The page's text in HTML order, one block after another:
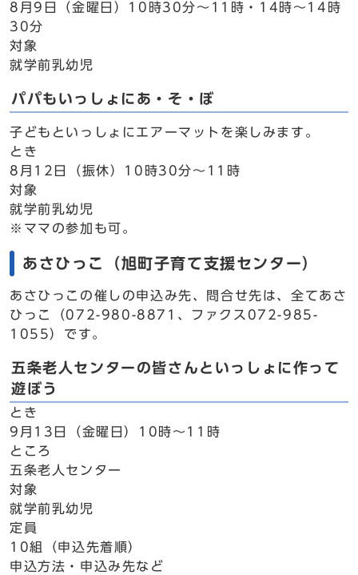
8月9日（金曜日）10時30分～11時・14時～14時
30分
対象
就学前乳幼児
パパもいっしょにあ・そ・ぼ
子どもといっしょにエアーマットを楽しみます。
とき
8月12日（振休）10時30分～11時
対象
就学前乳幼児
※ママの参加も可。
あさひっこ（旭町子育て支援センター）
あさひっこの催しの申込み先、問合せ先は、全てあさ
ひっこ（072-980-8871、ファクス072-985-
1055）です。
五条老人センターの皆さんといっしょに作って
遊ぼう
とき
9月13日（金曜日）10時～11時
ところ
五条老人センター
対象
就学前乳幼児
定員
10組（申込先着順）
申込方法・申込み先など